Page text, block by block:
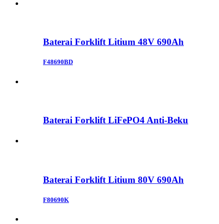
Baterai Forklift Litium 48V 690Ah
F48690BD
Baterai Forklift LiFePO4 Anti-Beku
Baterai Forklift Litium 80V 690Ah
F80690K